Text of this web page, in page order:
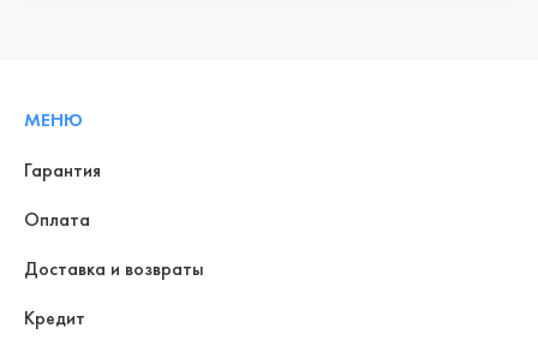
МЕНЮ
Гарантия
Оплата
Доставка и возвраты
Кредит